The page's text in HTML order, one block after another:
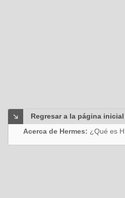
Regresar a la página inicial
Acerca de Hermes: ¿Qué es